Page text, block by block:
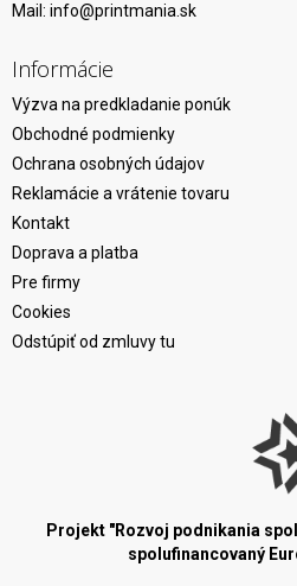
Mail: info@printmania.sk
Informácie
Výzva na predkladanie ponúk
Obchodné podmienky
Ochrana osobných údajov
Reklamácie a vrátenie tovaru
Kontakt
Doprava a platba
Pre firmy
Cookies
Odstúpiť od zmluvy tu
Projekt "Rozvoj podnikania
spolufinancovaný